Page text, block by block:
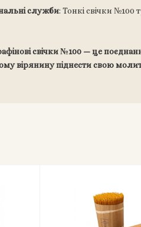
служби: Тонкі свічки №100
свічки №100 — це
вірянину піднести свою